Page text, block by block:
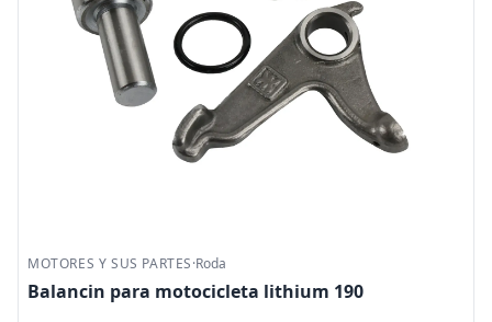
MOTORES Y SUS PARTES·Roda
Balancin para motocicleta lithium 190